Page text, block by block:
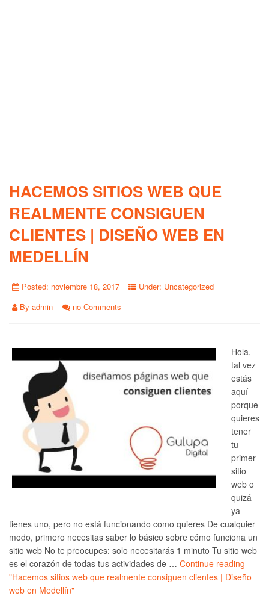
HACEMOS SITIOS WEB QUE
REALMENTE CONSIGUEN
CLIENTES | DISEÑO WEB EN
MEDELLÍN
Posted: noviembre 18, 2017 Under: Uncategorized
By admin no Comments
Hola,
tal vez
estás
aquí
porque
quieres
tener
tu
primer
sitio
web o
quizá
ya
tienes uno, pero no está funcionando como quieres De cualquier
modo, primero necesitas saber lo básico sobre cómo funciona un
sitio web No te preocupes: solo necesitarás 1 minuto Tu sitio web
es el corazón de todas tus actividades de … Continue reading
"Hacemos sitios web que realmente consiguen clientes | Diseño
web en Medellín"